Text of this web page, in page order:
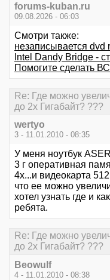
forums-kuban.ru
09.08.2026 - 06:03
Смотри также:
незаписывается dvd
Intel Dandy Bridge -
Помогите сделать
Re: Где можно
до 2х Гигабайт? ???
wertyo
3 - 11.01.2010 - 08:35
У меня ноутбук
3 г оперативная
4х...и видеокарта
что ее можно
хотел узнать где и
ребята.
Re: Где можно
до 2х Гигабайт? ???
Beowulf
4 - 11.01.2010 - 08:38